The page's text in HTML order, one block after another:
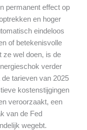
permanent effect op
en hoger
eindeloos
of betekenisvolle
ze wel doen, is de
verder
tarieven van 2025
kostenstijgingen
veroorzaakt, een
van de Fed
wegebt.